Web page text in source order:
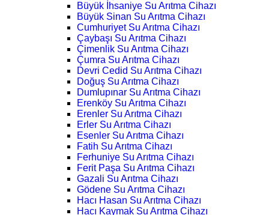
Büyük İhsaniye Su Arıtma Cihazı
Büyük Sinan Su Arıtma Cihazı
Cumhuriyet Su Arıtma Cihazı
Çaybaşı Su Arıtma Cihazı
Çimenlik Su Arıtma Cihazı
Çumra Su Arıtma Cihazı
Devri Cedid Su Arıtma Cihazı
Doğuş Su Arıtma Cihazı
Dumlupınar Su Arıtma Cihazı
Erenköy Su Arıtma Cihazı
Erenler Su Arıtma Cihazı
Erler Su Arıtma Cihazı
Esenler Su Arıtma Cihazı
Fatih Su Arıtma Cihazı
Ferhuniye Su Arıtma Cihazı
Ferit Paşa Su Arıtma Cihazı
Gazali Su Arıtma Cihazı
Gödene Su Arıtma Cihazı
Hacı Hasan Su Arıtma Cihazı
Hacı Kaymak Su Arıtma Cihazı